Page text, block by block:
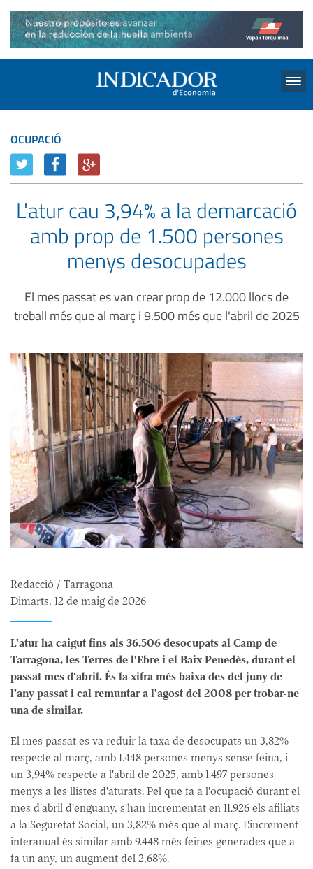
OCUPACIÓ
L'atur cau 3,94% a la demarcació
amb prop de 1.500 persones
menys desocupades
El mes passat es van crear prop de 12.000 llocs de
treball més que al març i 9.500 més que l'abril de 2025
Redacció / Tarragona
Dimarts, 12 de maig de 2026
L'atur ha caigut fins als 36.506 desocupats al Camp de
Tarragona, les Terres de l'Ebre i el Baix Penedès, durant el
passat mes d'abril. És la xifra més baixa des del juny de
l'any passat i cal remuntar a l'agost del 2008 per trobar-ne
una de similar.
El mes passat es va reduir la taxa de desocupats un 3,82%
respecte al març, amb 1.448 persones menys sense feina, i
un 3,94% respecte a l'abril de 2025, amb 1.497 persones
menys a les llistes d'aturats. Pel que fa a l'ocupació durant el
mes d'abril d'enguany, s'han incrementat en 11.926 els afiliats
a la Seguretat Social, un 3,82% més que al març. L'increment
interanual és similar amb 9.448 més feines generades que a
fa un any, un augment del 2,68%.